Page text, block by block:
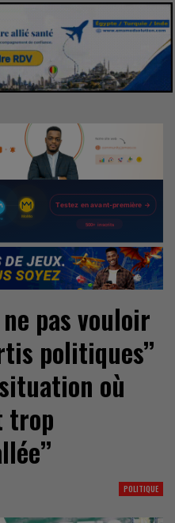
pas vouloir
politiques’’
où
trop
POLITIQUE